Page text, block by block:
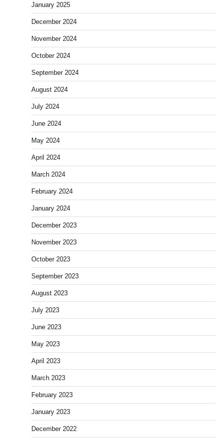
January 2025
December 2024
November 2024
October 2024
September 2024
August 2024
July 2024
June 2024
May 2024
April 2024
March 2024
February 2024
January 2024
December 2023
November 2023
October 2023
September 2023
August 2023
July 2023
June 2023
May 2023
April 2023
March 2023
February 2023
January 2023
December 2022